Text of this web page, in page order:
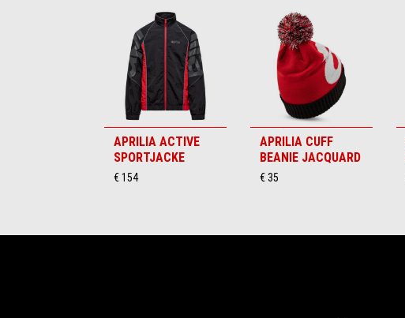
APRILIA ACTIVE
SPORTJACKE
€ 154
APRILIA CUFF
BEANIE JACQUARD
€ 35